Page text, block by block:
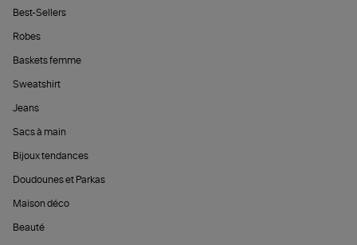
Best-Sellers
Robes
Baskets femme
Sweatshirt
Jeans
Sacs à main
Bijoux tendances
Doudounes et Parkas
Maison déco
Beauté